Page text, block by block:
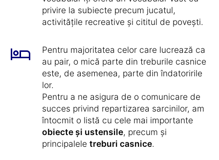
privire la subiecte precum jucatul,
activitățile recreative și cititul de povești.
Pentru majoritatea celor care lucrează ca
au pair, o mică parte din treburile casnice
este, de asemenea, parte din îndatoririle
lor.
Pentru a ne asigura de o comunicare de
succes privind repartizarea sarcinilor, am
întocmit o listă cu cele mai importante
obiecte și ustensile, precum și
principalele treburi casnice.